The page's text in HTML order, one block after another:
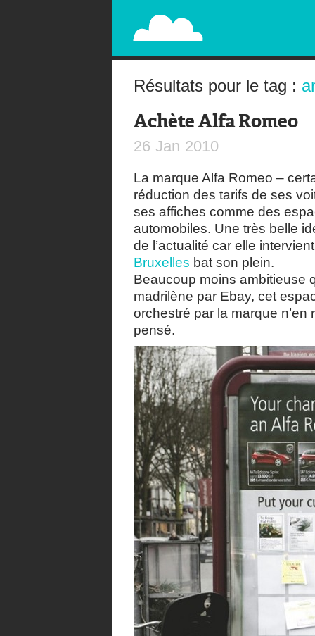
PAPERPLANE
STREET, AMBIENT, GUÉRILLA MARKETING
Résultats pour le tag :
Achète Alfa Romeo
26 Jan 2010
La marque Alfa Romeo –
réduction des tarifs de ses
ses affiches comme des
automobiles. Une très belle
de l’actualité car elle
Bruxelles bat son plein.
Beaucoup moins ambitieuse
madrilène par Ebay, cet
orchestré par la marque
pensé.